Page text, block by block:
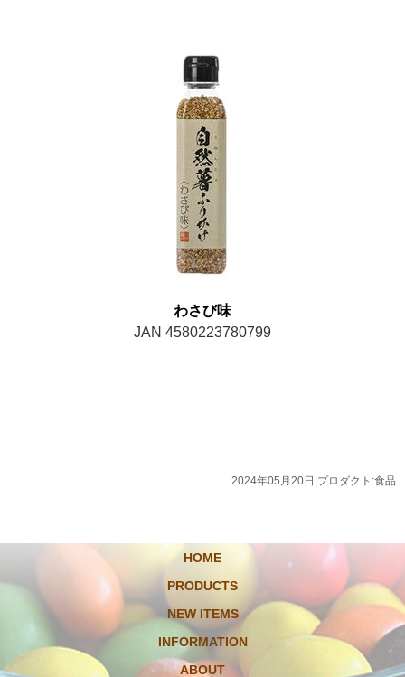
わさび味
JAN 4580223780799
2024年05月20日 プロダクト:食品
HOME
PRODUCTS
NEW ITEMS
INFORMATION
ABOUT